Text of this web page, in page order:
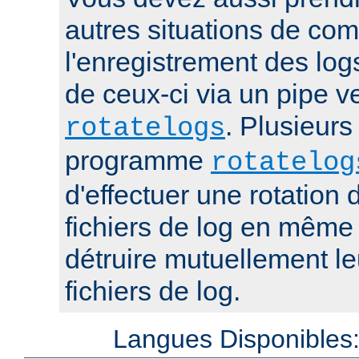
autres situations de
l'enregistrement des
de ceux-ci via un pipe
rotatelogs.
programme
d'effectuer une rotation
fichiers de log en
détruire mutuellement
fichiers de log.
Langues